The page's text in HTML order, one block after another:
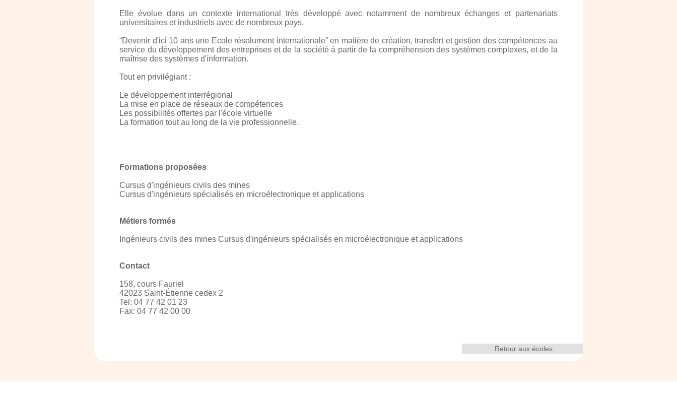
Elle évolue dans un contexte international très développé avec notamment de nombreux échanges et partenariats
universitaires et industriels avec de nombreux pays.
“Devenir d'ici 10 ans une Ecole résolument internationale” en matière de création, transfert et gestion des compétences au
service du développement des entreprises et de la société à partir de la compréhension des systèmes complexes, et de la
maîtrise des systèmes d'information.
Tout en privilégiant :
Le développement interrégional
La mise en place de réseaux de compétences
Les possibilités offertes par l'école virtuelle
La formation tout au long de la vie professionnelle.
Formations proposées
Cursus d'ingénieurs civils des mines
Cursus d'ingénieurs spécialisés en microélectronique et applications
Métiers formés
Ingénieurs civils des mines Cursus d'ingénieurs spécialisés en microélectronique et applications
Contact
158, cours Fauriel
42023 Saint-Étienne cedex 2
Tel: 04 77 42 01 23
Fax: 04 77 42 00 00
Retour aux écoles